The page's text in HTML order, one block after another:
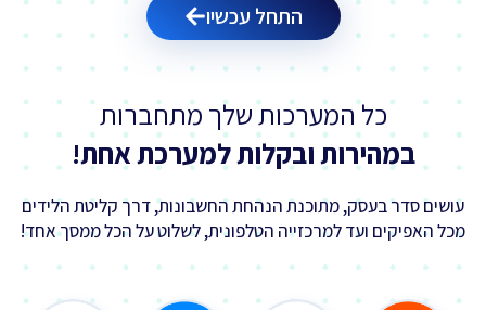
התחל עכשיו
כל המערכות שלך מתחברות
במהירות ובקלות למערכת אחת!
עושים סדר בעסק, מתוכנת הנהחת החשבונות, דרך קליטת הלידים
מכל האפיקים ועד למרכזייה הטלפונית, לשלוט על הכל ממסך אחד!